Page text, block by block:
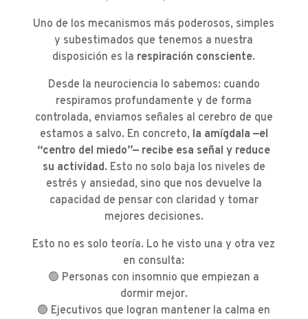
Uno de los mecanismos más poderosos, simples
y subestimados que tenemos a nuestra
disposición es la respiración consciente.
Desde la neurociencia lo sabemos: cuando
respiramos profundamente y de forma
controlada, enviamos señales al cerebro de que
estamos a salvo. En concreto, la amígdala —el
“centro del miedo”— recibe esa señal y reduce
su actividad. Esto no solo baja los niveles de
estrés y ansiedad, sino que nos devuelve la
capacidad de pensar con claridad y tomar
mejores decisiones.
Esto no es solo teoría. Lo he visto una y otra vez
en consulta:
🟢 Personas con insomnio que empiezan a
dormir mejor.
🟢 Ejecutivos que logran mantener la calma en